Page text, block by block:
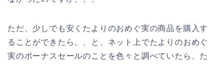
ただ、少しでも安くたよりのおめぐ実の商品を購入す
ることができたら、、と、ネット上でたよりのおめぐ
実のボーナスセールのことを色々と調べていたら、た